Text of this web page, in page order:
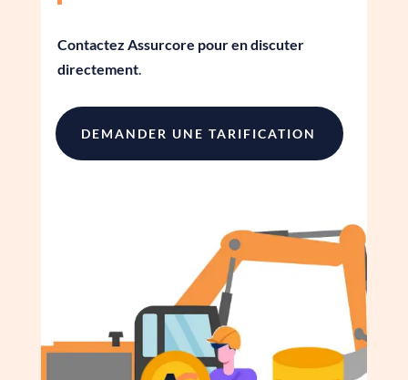
Contactez Assurcore pour en discuter
directement.
DEMANDER UNE TARIFICATION